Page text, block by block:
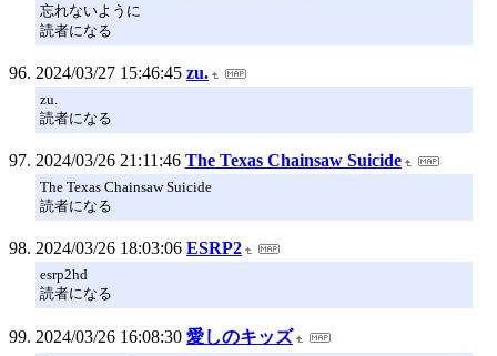
忘れないように
読者になる
2024/03/27 15:46:45 zu.
zu.
読者になる
2024/03/26 21:11:46 The Texas Chainsaw Suicide
The Texas Chainsaw Suicide
読者になる
2024/03/26 18:03:06 ESRP2
esrp2hd
読者になる
2024/03/26 16:08:30 愛しのキッズ